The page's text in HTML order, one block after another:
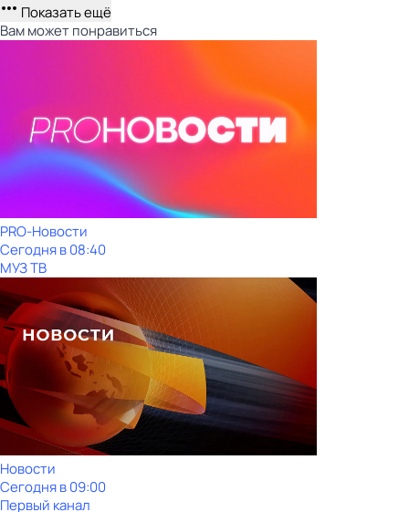
Показать ещё
Вам может понравиться
PRO-Новости
Сегодня в 08:40
МУЗ ТВ
Новости
Сегодня в 09:00
Первый канал